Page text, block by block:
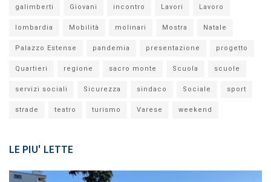
galimberti Giovani incontro Lavori Lavoro
lombardia Mobilità molinari Mostra Natale
Palazzo Estense pandemia presentazione progetto
Quartieri regione sacro monte Scuola scuole
servizi sociali Sicurezza sindaco Sociale sport
strade teatro turismo Varese weekend
LE PIU' LETTE